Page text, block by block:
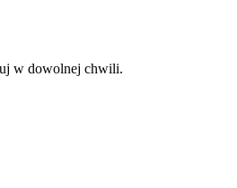
w dowolnej chwili.